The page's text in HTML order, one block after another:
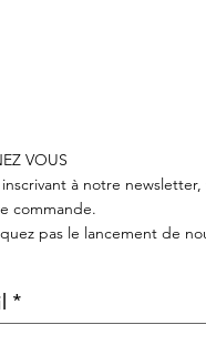
VOUS
inscrivant à notre
commande.
pas le lancement de
*